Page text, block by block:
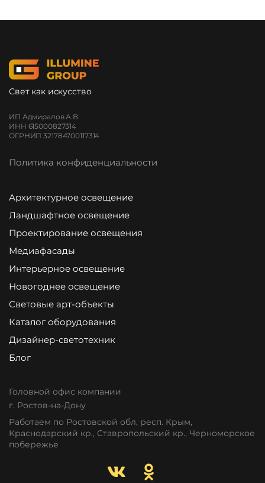
Свет как искусство
ИП Адмиралов А.В.
ИНН 615000827314
ОГРНИП 321784700117314
Политика конфиденциальности
Архитектурное освещение
Ландшафтное освещение
Проектирование освещения
Медиафасады
Интерьерное освещение
Новогоднее освещение
Световые арт-объекты
Каталог оборудования
Дизайнер-светотехник
Блог
Головной офис компании
г. Ростов-на-Дону
Работаем по Ростовской обл, респ. Крым,
Краснодарский кр., Ставропольский кр., Черноморское
побережье